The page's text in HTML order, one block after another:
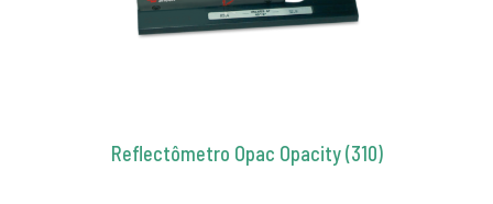
Reflectômetro Opac Opacity (310)